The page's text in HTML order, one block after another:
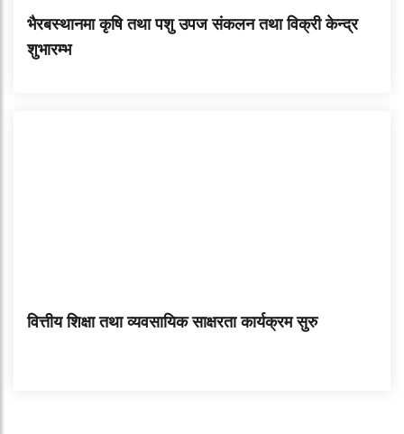
भैरबस्थानमा कृषि तथा पशु उपज संकलन तथा विक्री केन्द्र
शुभारम्भ
वित्तीय शिक्षा तथा व्यवसायिक साक्षरता कार्यक्रम सुरु